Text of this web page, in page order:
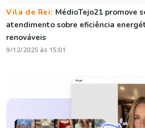
Vila de Rei: MédioTejo21 promove
atendimento sobre eficiência
renováveis
9/12/2025 às 15:01